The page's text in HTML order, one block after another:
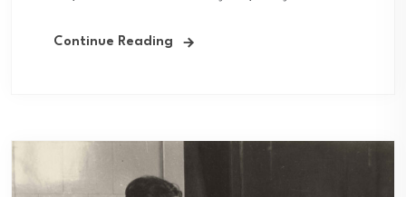
Continue Reading